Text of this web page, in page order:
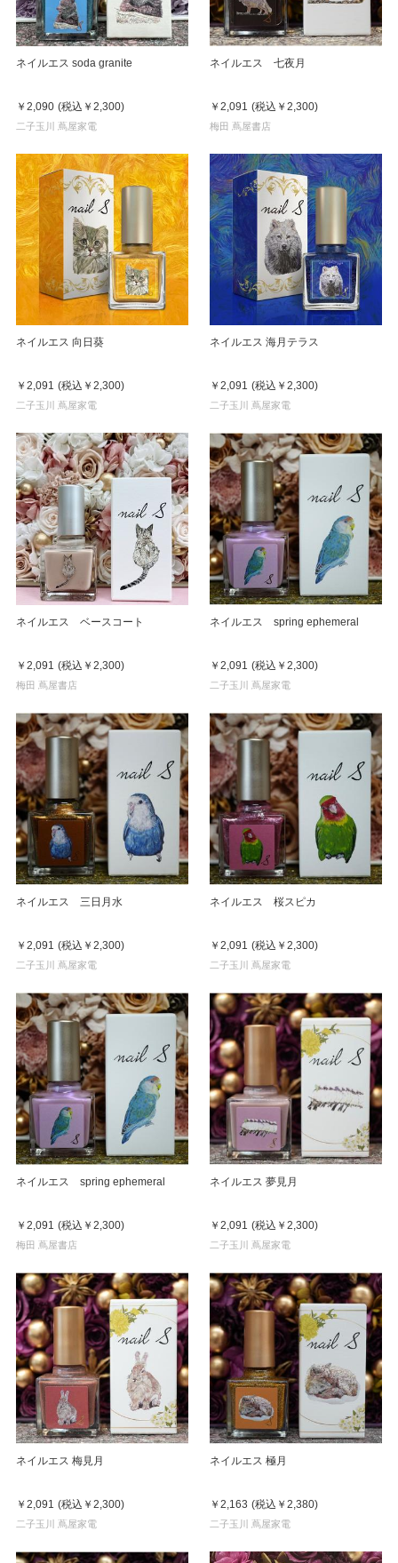
ネイルエス soda granite
￥2,090 (税込 ￥2,300)
二子玉川 蔦屋家電
ネイルエス 七夜月
￥2,091 (税込 ￥2,300)
梅田 蔦屋書店
ネイルエス 向日葵
￥2,091 (税込 ￥2,300)
二子玉川 蔦屋家電
ネイルエス 海月テラス
￥2,091 (税込 ￥2,300)
二子玉川 蔦屋家電
ネイルエス ベースコート
￥2,091 (税込 ￥2,300)
梅田 蔦屋書店
ネイルエス spring ephemeral
￥2,091 (税込 ￥2,300)
二子玉川 蔦屋家電
ネイルエス 三日月水
￥2,091 (税込 ￥2,300)
二子玉川 蔦屋家電
ネイルエス 桜スピカ
￥2,091 (税込 ￥2,300)
二子玉川 蔦屋家電
ネイルエス spring ephemeral
￥2,091 (税込 ￥2,300)
梅田 蔦屋書店
ネイルエス 夢見月
￥2,091 (税込 ￥2,300)
二子玉川 蔦屋家電
ネイルエス 梅見月
￥2,091 (税込 ￥2,300)
二子玉川 蔦屋家電
ネイルエス 極月
￥2,163 (税込 ￥2,380)
二子玉川 蔦屋家電